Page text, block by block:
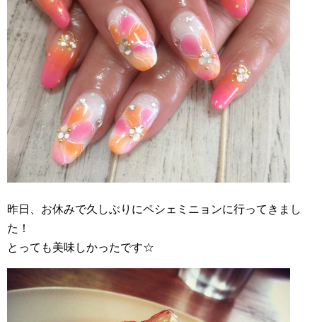
昨日、お休みで久しぶりにペシェミニョンに行ってきまし
た！
とっても美味しかったです☆